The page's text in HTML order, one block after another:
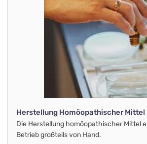
Herstellung Homöopathischer Mittel
Die Herstellung homöopathischer Mittel
Betrieb großteils von Hand.